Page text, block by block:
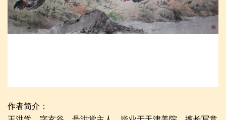
作者简介：